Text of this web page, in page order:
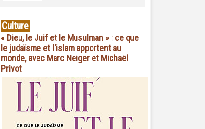
Culture
« Dieu, le Juif et le Musulman » : ce que
le judaïsme et l'islam apportent au
monde, avec Marc Neiger et Michaël
Privot